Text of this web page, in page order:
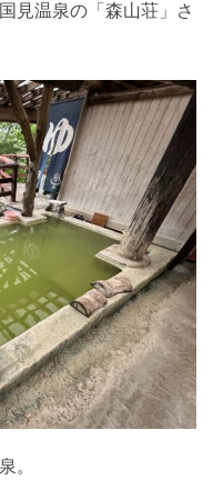
見温泉の「森山荘」さ
。